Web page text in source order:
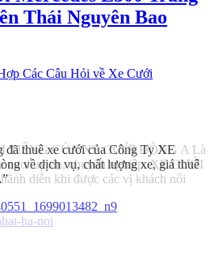
Thái Nguyên Bao
Các Câu Hỏi về Xe Cưới
TIẾNG CỦA XE CƯỚI ĐÔNG A Là
cuoi uy tín, chuyên nghiệp. XE CƯỚI
diễn khi được các vị khách nổi